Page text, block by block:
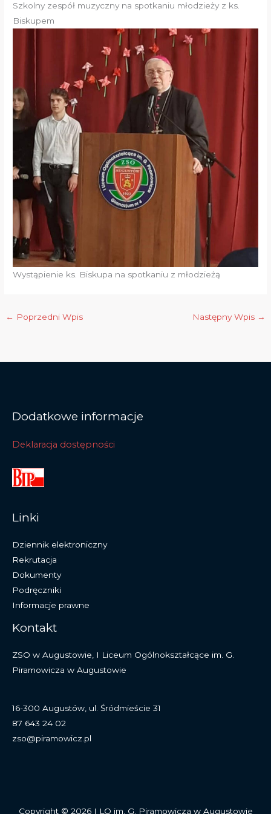
Szkolny zespół muzyczny na spotkaniu młodzieży z ks.
Biskupem
Wystąpienie ks. Biskupa na spotkaniu z młodzieżą
← Poprzedni Wpis Następny Wpis →
Dodatkowe informacje
Deklaracja dostępności
Linki
Dziennik elektroniczny
Rekrutacja
Dokumenty
Podręczniki
Informacje prawne
Kontakt
ZSO w Augustowie, I Liceum Ogólnokształcące im. G.
Piramowicza w Augustowie
16-300 Augustów, ul. Śródmieście 31
87 643 24 02
zso@piramowicz.pl
Copyright © 2026 I LO im. G. Piramowicza w Augustowie